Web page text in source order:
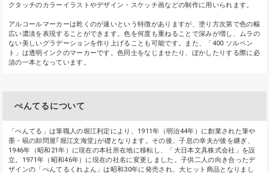
クタッチのカラーイラストやデザイン・スケッチ画などの制作に用いられます。
アルコールマーカーは乾くのが速いという特徴がありますが、塗り方次第で色の幅
広い濃淡を表現することができます。色を何度も重ねることで深みが増し、ムラの
ない美しいグラデーションを作り上げることも可能です。また、「400 ソルベン
ト」は透明インクのマーカーです。色同士をなじませたり、ぼかしたりする際に必
須の一本となっています。
ぺんてるについて
「ぺんてる」は筆職人の堀江利定により、1911年（明治44年）に創業された筆や
墨・硯の卸問屋｢堀江文海堂｣が礎となります。その後、子息の幸夫が後を継ぎ、
1946年（昭和21年）に現在の本社所在地に移転し、「大日本文具株式会社」を設
立。1971年（昭和46年）に現在の社名に変更しました。子供二人の向き合ったデ
ザインの「ぺんてるくれよん」は昭和30年に発売され、大ヒット商品となりまし